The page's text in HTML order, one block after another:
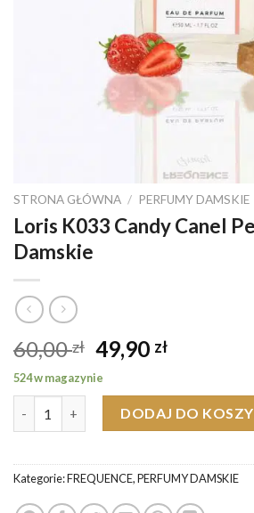
STRONA GŁÓWNA / PERFUMY DAMSKIE
Loris K033 Candy Canel
Damskie
60,00zł Pierwotna
cena
wynosiła:
60,00 zł.
49,90 złAktualna
wynosi:
49,90 zł.
524 w magazynie
ilość Loris K033 Candy Canel Perfumy
DODAJ DO
Kategorie:FREQUENCE,PERFUMY DAMSKIE